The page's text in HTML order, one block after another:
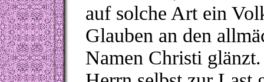
auf solche Art ein
Glauben an den
Namen Christi